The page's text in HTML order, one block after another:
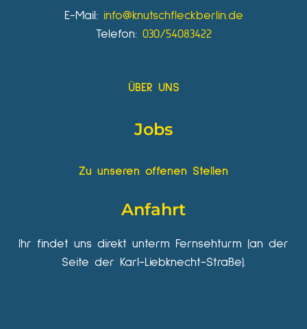
E-Mail: info@knutschfleckberlin.de
Telefon: 030/54083422
ÜBER UNS
Jobs
Zu unseren offenen Stellen
Anfahrt
Ihr findet uns direkt unterm Fernsehturm (an der
Seite der Karl-Liebknecht-Straße).